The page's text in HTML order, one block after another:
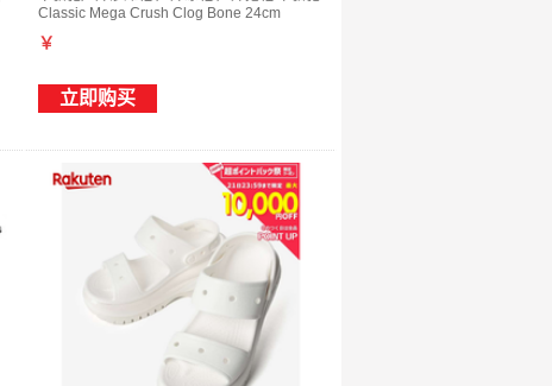
Classic Mega Crush Clog Bone 24cm
￥
立即购买